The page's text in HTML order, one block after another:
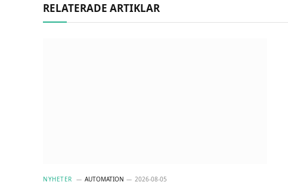
RELATERADE ARTIKLAR
NYHETER AUTOMATION 2026-08-05